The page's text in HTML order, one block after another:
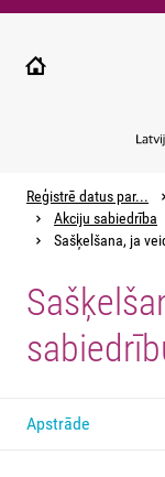
Pārlekt
galveno
Reģistrē datus par...
Akciju sabiedrība
Sašķelšana, ja
Apstrāde